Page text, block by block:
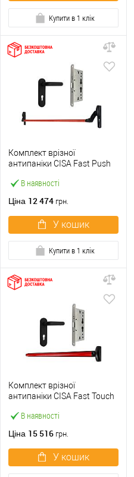
Купити в 1 клік
В наявності
Комплект врізної
антипаніки CISA Fast Push
червоний із замком та
Ціна 12 474 грн.
У кошик
Купити в 1 клік
В наявності
Комплект врізної
антипаніки CISA Fast Touch
із замком та ручкою
Ціна 15 516 грн.
У кошик